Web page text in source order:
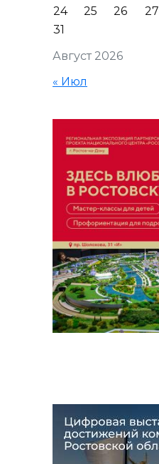
Август 2026
24
25 26 27
31
« Июл